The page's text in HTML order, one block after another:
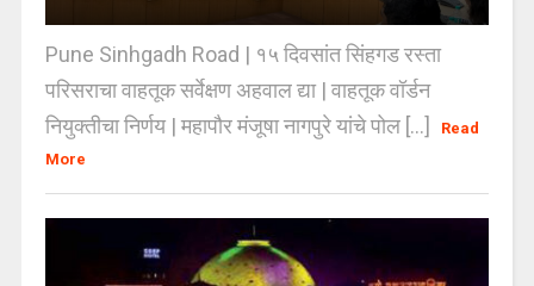
Pune Sinhgadh Road | १५ दिवसांत सिंहगड रस्ता
परिसराचा वाहतूक सर्वेक्षण अहवाल द्या | वाहतूक वॉर्डन
नियुक्तीचा निर्णय | महापौर मंजूषा नागपुरे यांचे पोल [...]
Read
More